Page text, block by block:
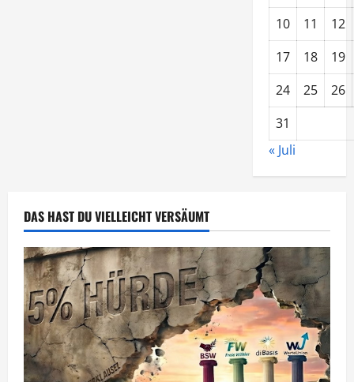
10
11
12
17
18
19
24
25
26
31
« Juli
DAS HAST DU VIELLEICHT VERSÄUMT